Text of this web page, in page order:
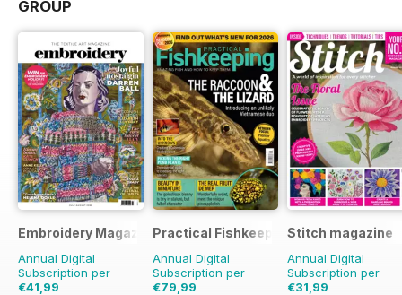
GROUP
Embroidery Magazine
Annual Digital
Subscription per
€41,99
Practical Fishkeeping
Annual Digital
Subscription per
€79,99
Stitch magazine
Annual Digital
Subscription per
€31,99